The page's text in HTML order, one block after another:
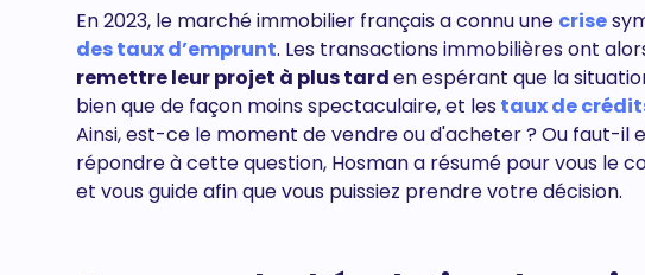
En 2023, le marché immobilier français a connu une crise
des taux d’emprunt. Les transactions immobilières ont
remettre leur projet à plus tarden espérant que la
bien que de façon moins spectaculaire, et lestaux de
Ainsi, est-ce le moment de vendre ou d'acheter ? Ou faut-
répondre à cette question, Hosman a résumé pour vous
et vous guide afin que vous puissiez prendre votre décision.